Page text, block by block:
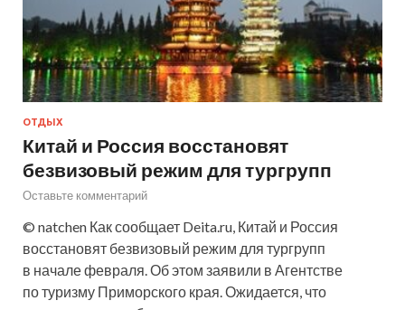
ОТДЫХ
Китай и Россия восстановят
безвизовый режим для тургрупп
Оставьте комментарий
© natchen Как сообщает Deita.ru, Китай и Россия
восстановят безвизовый режим для тургрупп
в начале февраля. Об этом заявили в Агентстве
по туризму Приморского края. Ожидается, что